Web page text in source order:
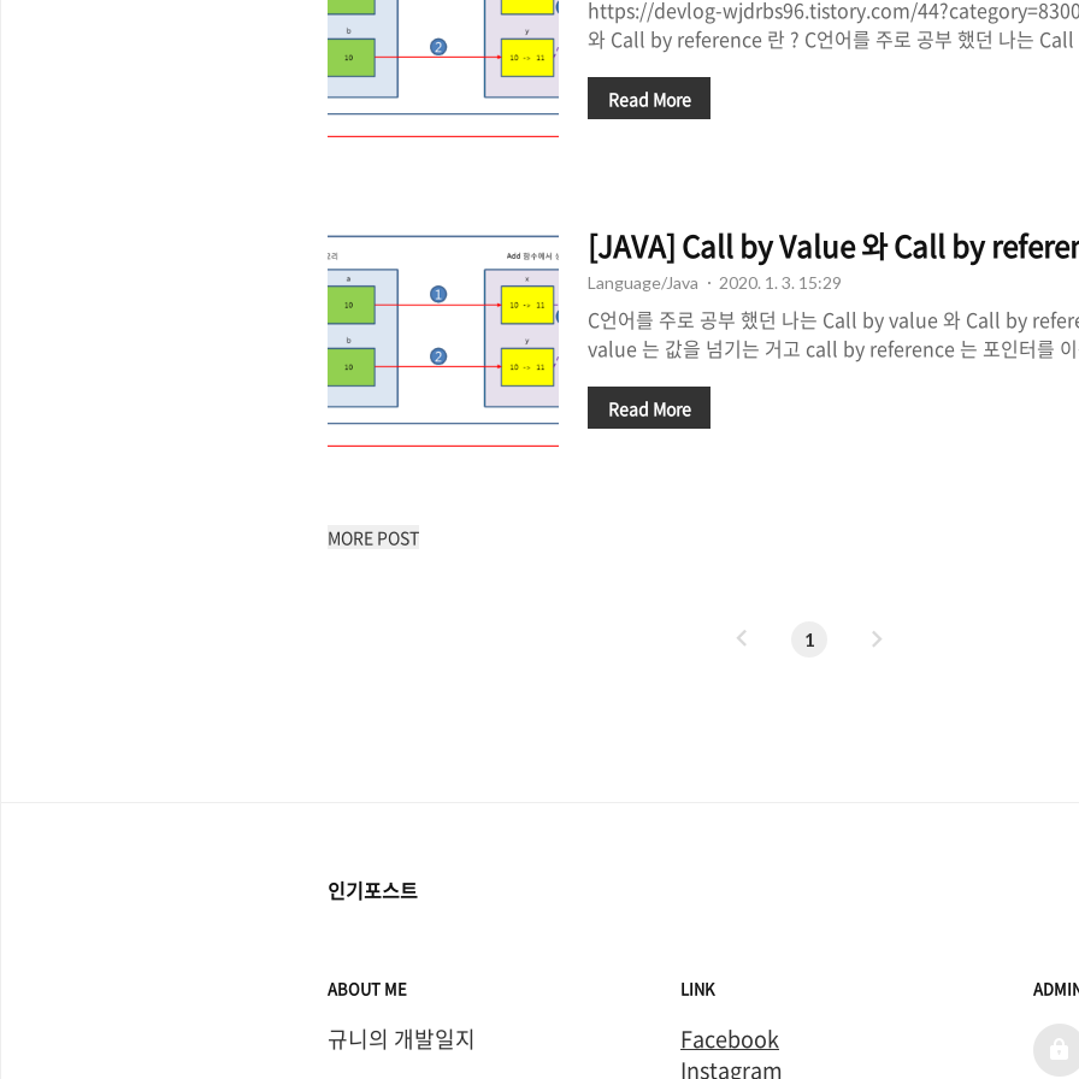
https://devlog-wjdrbs96.tistory.com/
와 Call by reference 란 ? C언어를 주로 공부 했던 나는
이용해서 주소를 넘긴다고 알고 있다. 하지만 누군가 나에게
wjdrbs96.tistory.com Call by Value와 Call by Reference
Read More
[JAVA] Call by Value 와 Call by
Language/Java 2020. 1. 3. 15:29
C언어를 주로 공부 했던 나는 Call by value 와 Call by
value 는 값을 넘기는 거고 call by reference 는 포인터를 이
것이 아니기 때문에 위에서 말한 대답정도로만 대답을 할 거
한번 더 정리를 한 후에 JAVA 에서의 Call by value 와 Call
Read More
MORE POST
1
다
인기포스트
ABOUT ME
규니의 개발일지
LINK
Facebook
Instagram